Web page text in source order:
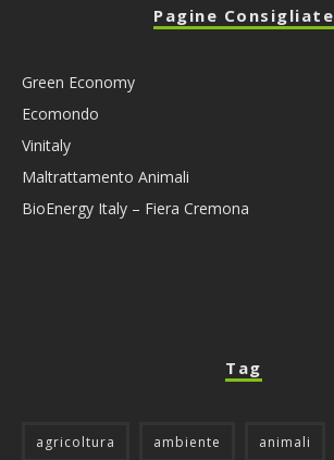
Pagine Consigliate
Green Economy
Ecomondo
Vinitaly
Maltrattamento Animali
BioEnergy Italy – Fiera Cremona
Tag
agricoltura ambiente animali